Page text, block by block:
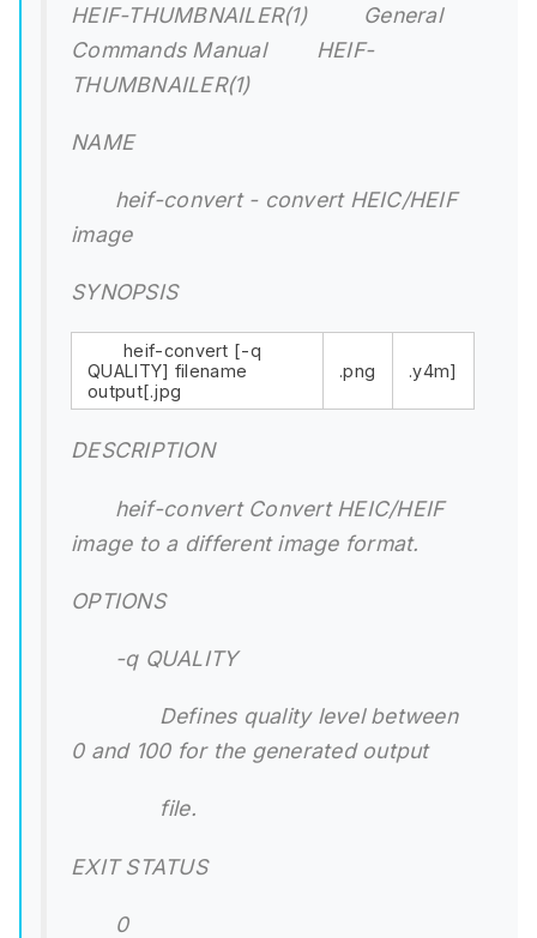
HEIF-THUMBNAILER(1) General
Commands Manual HEIF-
THUMBNAILER(1)
NAME
heif-convert - convert HEIC/HEIF
image
SYNOPSIS
heif-convert [-q
QUALITY] filename
output[.jpg
.png .y4m]
DESCRIPTION
heif-convert Convert HEIC/HEIF
image to a different image format.
OPTIONS
-q QUALITY
Defines quality level between
0 and 100 for the generated output
file.
EXIT STATUS
0